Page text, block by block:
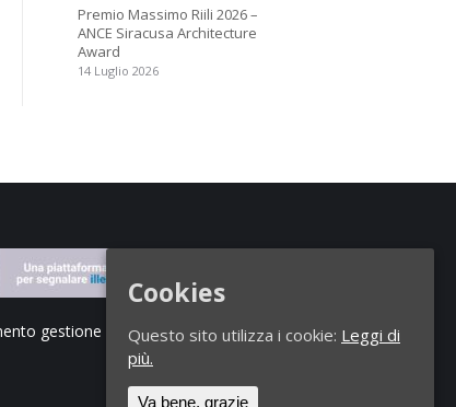
Premio Massimo Riili 2026 –
ANCE Siracusa Architecture
Award
14 Luglio 2026
gestione segnalazioni di illeciti
Cookies
Questo sito utilizza i cookie: Leggi di
più.
Va bene, grazie